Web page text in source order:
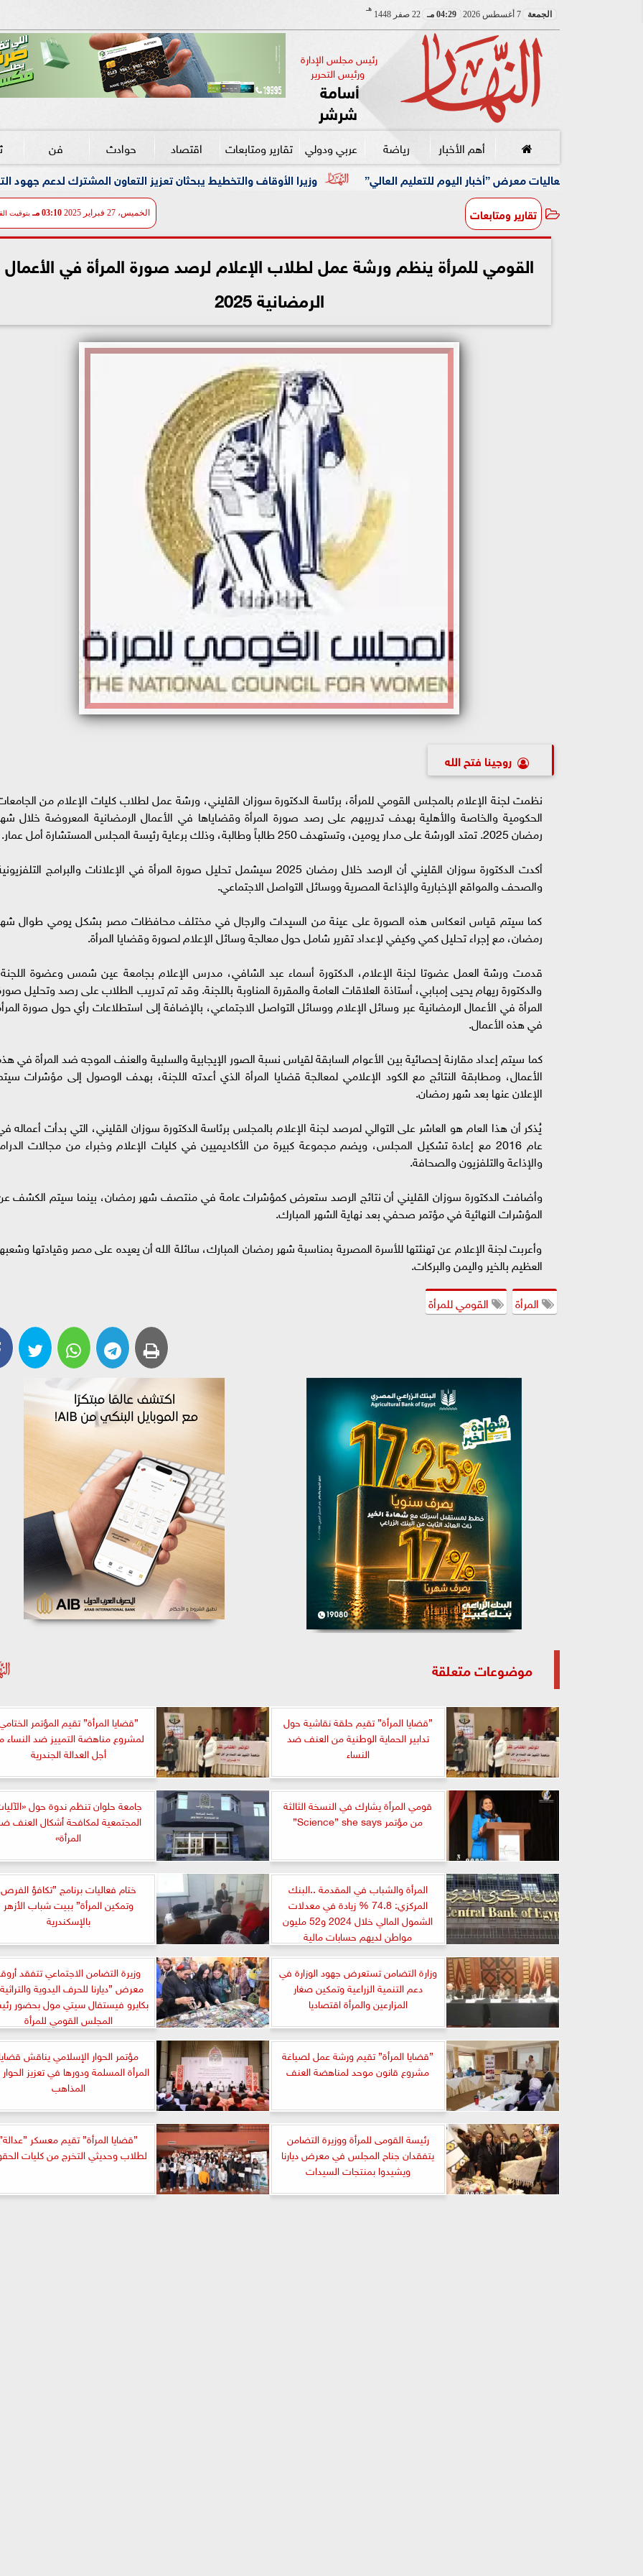
الجمعة 7 أغسطس 2026 04:29 مـ 22 صفر 1448
هـ
رئيس مجلس الإدارة
ورئيس التحرير
أسامة
شرشر
أهم الأخبار رياضة عربي ودولي تقارير ومتابعات اقتصاد حوادث فن
أوهموهم وزيرا الأوقاف والتخطيط يبحثان تعزيز التعاون المشترك لدعم جهود التنمية معرض ”أخبار اليوم للتعليم العالي”
تقارير ومتابعات الخميس، 27 فبراير 2025 03:10 مـ بتوقيت
القومي للمرأة ينظم ورشة عمل لطلاب الإعلام لرصد صورة المرأة في الأعمال
الرمضانية 2025
روجينا فتح الله
نظمت لجنة الإعلام بالمجلس القومي للمرأة، برئاسة الدكتورة سوزان القليني، ورشة عمل لطلاب كليات الإعلام من
الحكومية والخاصة والأهلية بهدف تدريبهم على رصد صورة المرأة وقضاياها في الأعمال الرمضانية المعروضة خلال
رمضان 2025. تمتد الورشة على مدار يومين، وتستهدف 250 طالباً وطالبة، وذلك برعاية رئيسة المجلس المستشارة أمل عمار.
أكدت الدكتورة سوزان القليني أن الرصد خلال رمضان 2025 سيشمل تحليل صورة المرأة في الإعلانات والبرامج
والصحف والمواقع الإخبارية والإذاعة المصرية ووسائل التواصل الاجتماعي.
كما سيتم قياس انعكاس هذه الصورة على عينة من السيدات والرجال في مختلف محافظات مصر بشكل يومي طوال
رمضان، مع إجراء تحليل كمي وكيفي لإعداد تقرير شامل حول معالجة وسائل الإعلام لصورة وقضايا المرأة.
قدمت ورشة العمل عضوتا لجنة الإعلام، الدكتورة أسماء عبد الشافي، مدرس الإعلام بجامعة عين شمس وعضوة
والدكتورة ريهام يحيى إمبابي، أستاذة العلاقات العامة والمقررة المناوبة باللجنة. وقد تم تدريب الطلاب على رصد وتحليل
المرأة في الأعمال الرمضانية عبر وسائل الإعلام ووسائل التواصل الاجتماعي، بالإضافة إلى استطلاعات رأي حول صورة
في هذه الأعمال.
كما سيتم إعداد مقارنة إحصائية بين الأعوام السابقة لقياس نسبة الصور الإيجابية والسلبية والعنف الموجه ضد المرأة في
الأعمال، ومطابقة النتائج مع الكود الإعلامي لمعالجة قضايا المرأة الذي أعدته اللجنة، بهدف الوصول إلى مؤشرات
الإعلان عنها بعد شهر رمضان.
يُذكر أن هذا العام هو العاشر على التوالي لمرصد لجنة الإعلام بالمجلس برئاسة الدكتورة سوزان القليني، التي بدأت أعماله
عام 2016 مع إعادة تشكيل المجلس، ويضم مجموعة كبيرة من الأكاديميين في كليات الإعلام وخبراء من مجالات
والإذاعة والتلفزيون والصحافة.
وأضافت الدكتورة سوزان القليني أن نتائج الرصد ستعرض كمؤشرات عامة في منتصف شهر رمضان، بينما سيتم الكشف
المؤشرات النهائية في مؤتمر صحفي بعد نهاية الشهر المبارك.
وأعربت لجنة الإعلام عن تهنئتها للأسرة المصرية بمناسبة شهر رمضان المبارك، سائلة الله أن يعيده على مصر وقيادتها
العظيم بالخير واليمن والبركات.
المرأة
القومي للمرأة
موضوعات متعلقة
”قضايا المرأة” تقيم حلقة نقاشية حول
تدابير الحماية الوطنية من العنف ضد
النساء
”قضايا المرأة” تقيم المؤتمر
لمشروع مناهضة التمييز ضد النساء
أجل العدالة الجندرية
قومي المرأة يشارك في النسخة الثالثة
من مؤتمر Science” she says”
جامعة حلوان تنظم ندوة حول
المجتمعية لمكافحة أشكال العنف
المرأة»
المرأة والشباب في المقدمة ..البنك
المركزي: 74.8 % زيادة في معدلات
الشمول المالي خلال 2024 و52 مليون
مواطن لديهم حسابات مالية
ختام فعاليات برنامج ”تكافؤ الفرص
وتمكين المرأة” ببيت شباب الأزهر
بالإسكندرية
وزارة التضامن تستعرض جهود الوزارة في
دعم التنمية الزراعية وتمكين صغار
المزارعين والمرأة اقتصاديا
وزيرة التضامن الاجتماعي تتفقد
معرض ”ديارنا للحرف اليدوية
بكايرو فيستفال سيتي مول بحضور
المجلس القومي للمرأة
”قضايا المرأة” تقيم ورشة عمل لصياغة
مشروع قانون موحد لمناهضة العنف
مؤتمر الحوار الإسلامي يناقش
المرأة المسلمة ودورها في تعزيز
المذاهب
رئيسة القومى للمرأة ووزيرة التضامن
يتفقدان جناح المجلس في معرض ديارنا
ويشيدوا بمنتجات السيدات
”قضايا المرأة” تقيم معسكر
لطلاب وحديثي التخرج من كليات